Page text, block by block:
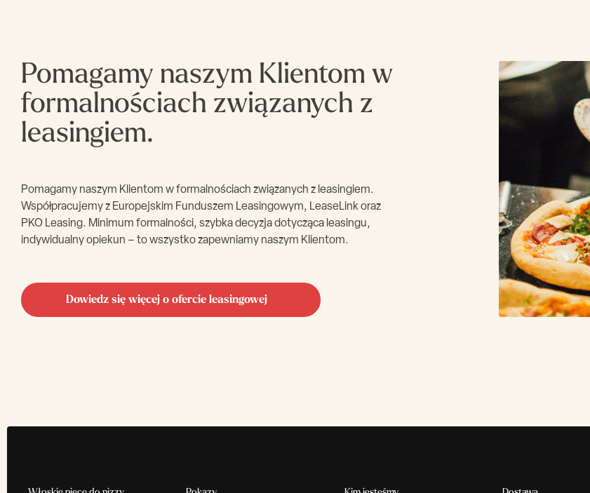
Pomagamy naszym Klientom w
formalnościach związanych z
leasingiem.
Pomagamy naszym Klientom w formalnościach związanych z leasingiem.
Współpracujemy z Europejskim Funduszem Leasingowym, LeaseLink oraz
PKO Leasing. Minimum formalności, szybka decyzja dotycząca leasingu,
indywidualny opiekun – to wszystko zapewniamy naszym Klientom.
Dowiedz się więcej o ofercie leasingowej